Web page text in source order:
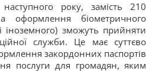
року, замість 210
оформлення біометричного
іноземного) зможуть прийняти
служби. Це має суттєво
закордонних паспортів
послуги для громадян, яким